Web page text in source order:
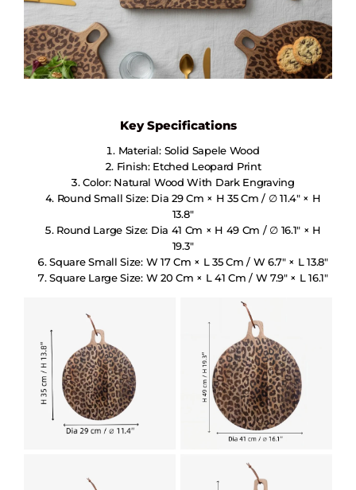
Key Specifications
Material: Solid Sapele Wood
Finish: Etched Leopard Print
Color: Natural Wood With Dark Engraving
Round Small Size: Dia 29 Cm × H 35 Cm / ∅ 11.4″ × H
13.8″
Round Large Size: Dia 41 Cm × H 49 Cm / ∅ 16.1″ × H
19.3″
Square Small Size: W 17 Cm × L 35 Cm / W 6.7″ × L 13.8″
Square Large Size: W 20 Cm × L 41 Cm / W 7.9″ × L 16.1″